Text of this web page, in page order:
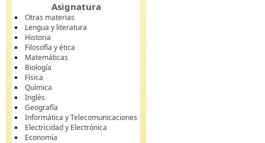
Asignatura
Otras materias
Lengua y literatura
Historia
Filosofía y ética
Matemáticas
Biología
Física
Química
Inglés
Geografía
Informática y Telecomunicaciones
Electricidad y Electrónica
Economía